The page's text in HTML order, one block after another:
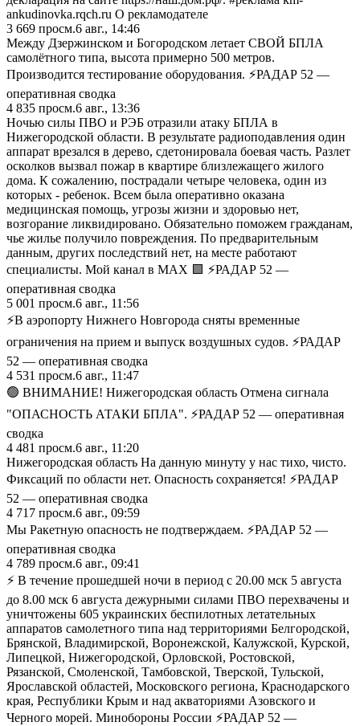
ankudinovka.rqch.ru О рекламодателе
3 669 просм.6 авг., 14:46
Между Дзержинском и Богородском летает СВОЙ БПЛА
самолётного типа, высота примерно 500 метров.
Производится тестирование оборудования. ⚡️РАДАР 52 —
оперативная сводка
4 835 просм.6 авг., 13:36
Ночью силы ПВО и РЭБ отразили атаку БПЛА в
Нижегородской области. В результате радиоподавления один
аппарат врезался в дерево, сдетонировала боевая часть. Разлет
осколков вызвал пожар в квартире близлежащего жилого
дома. К сожалению, пострадали четыре человека, один из
которых - ребенок. Всем была оперативно оказана
медицинская помощь, угрозы жизни и здоровью нет,
возгорание ликвидировано. Обязательно поможем гражданам,
чье жилье получило повреждения. По предварительным
данным, других последствий нет, на месте работают
специалисты. Мой канал в MAX 🟪 ⚡️РАДАР 52 —
оперативная сводка
5 001 просм.6 авг., 11:56
⚡️В аэропорту Нижнего Новгорода сняты временные
ограничения на прием и выпуск воздушных судов. ⚡️РАДАР
52 — оперативная сводка
4 531 просм.6 авг., 11:47
🟢 ВНИМАНИЕ! Нижегородская область Отмена сигнала
"ОПАСНОСТЬ АТАКИ БПЛА". ⚡️РАДАР 52 — оперативная
сводка
4 481 просм.6 авг., 11:20
Нижегородская область На данную минуту у нас тихо, чисто.
Фиксаций по области нет. Опасность сохраняется! ⚡️РАДАР
52 — оперативная сводка
4 717 просм.6 авг., 09:59
Мы Ракетную опасность не подтверждаем. ⚡️РАДАР 52 —
оперативная сводка
4 789 просм.6 авг., 09:41
⚡ В течение прошедшей ночи в период с 20.00 мск 5 августа
до 8.00 мск 6 августа дежурными силами ПВО перехвачены и
уничтожены 605 украинских беспилотных летательных
аппаратов самолетного типа над территориями Белгородской,
Брянской, Владимирской, Воронежской, Калужской, Курской,
Липецкой, Нижегородской, Орловской, Ростовской,
Рязанской, Смоленской, Тамбовской, Тверской, Тульской,
Ярославской областей, Московского региона, Краснодарского
края, Республики Крым и над акваториями Азовского и
Черного морей. Минобороны России ⚡️РАДАР 52 —